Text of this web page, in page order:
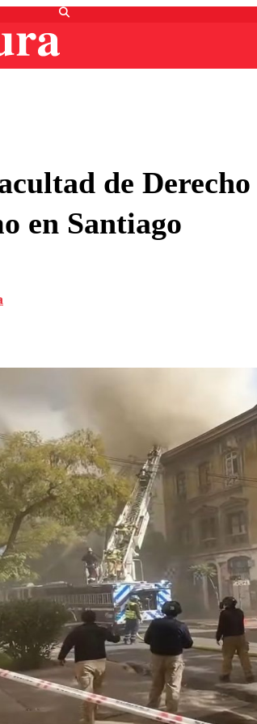
de
en Santiago